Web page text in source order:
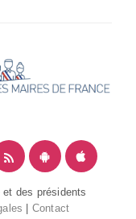
des présidents
Contact